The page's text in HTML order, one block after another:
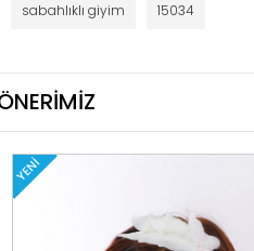
sabahlıklı giyim 15034
YENI